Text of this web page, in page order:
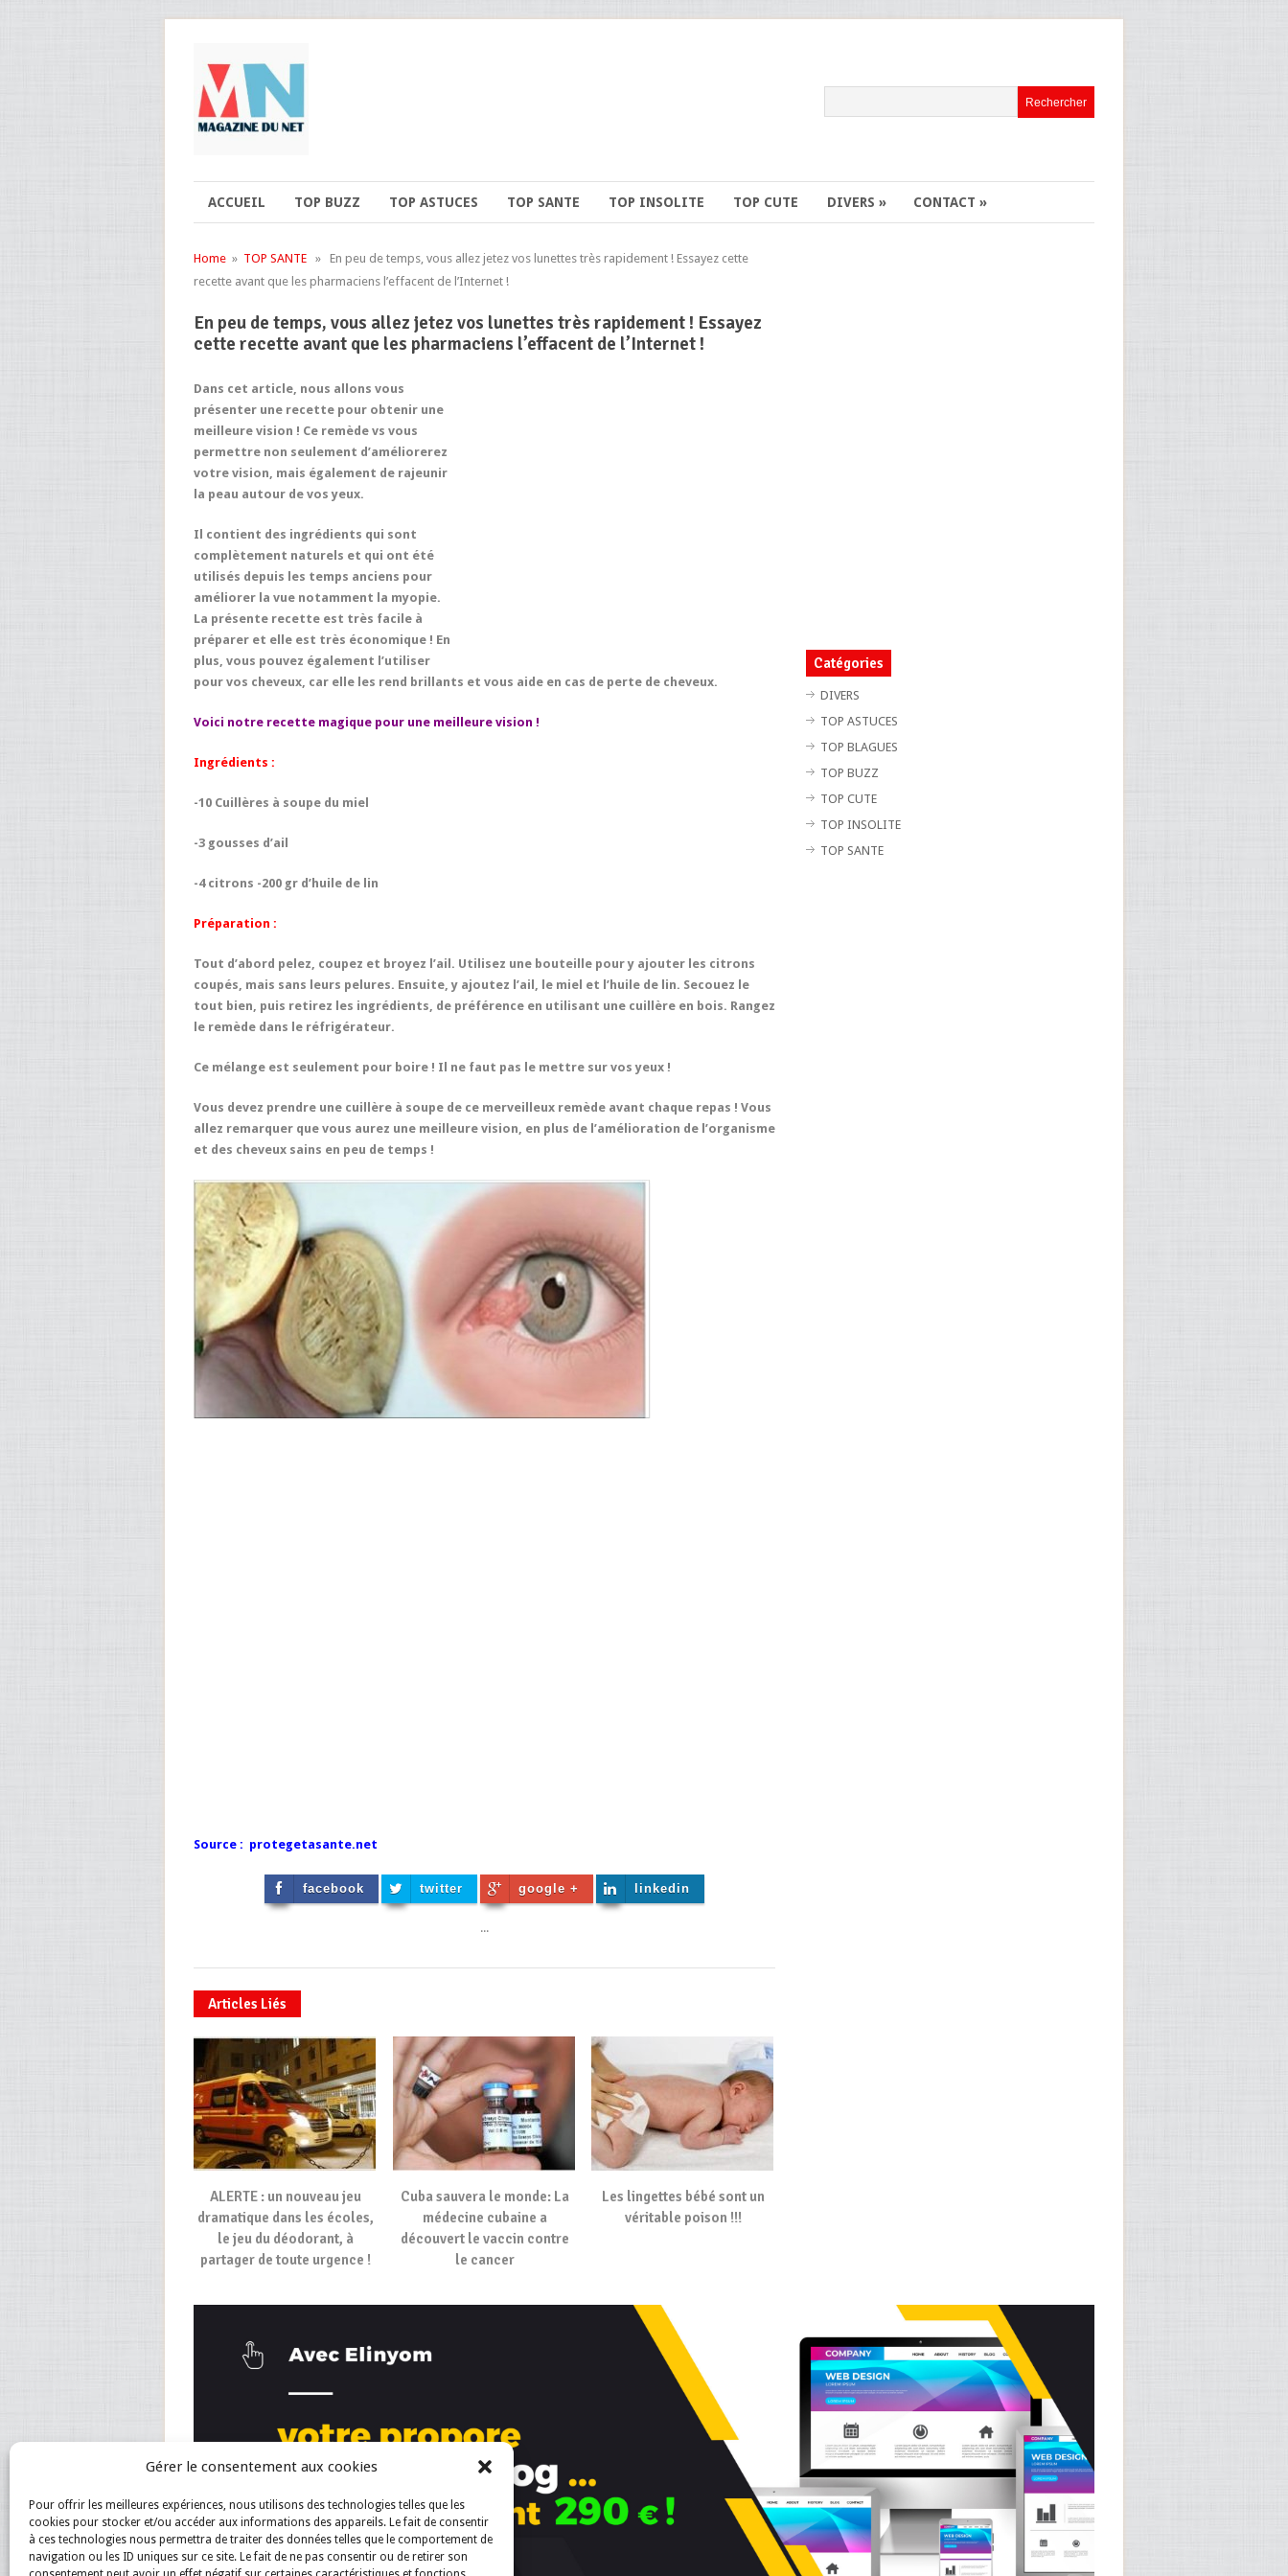
Gérer le consentement aux cookies
Pour offrir les meilleures expériences, nous utilisons des technologies telles que les
cookies pour stocker et/ou accéder aux informations des appareils. Le fait de consentir
à ces technologies nous permettra de traiter des données telles que le comportement de
navigation ou les ID uniques sur ce site. Le fait de ne pas consentir ou de retirer son
ACCUEIL TOP BUZZ TOP ASTUCES TOP SANTE TOP INSOLITE TOP CUTE DIVERS » CONTACT »
Home » TOP SANTE » En peu de temps, vous allez jetez vos lunettes très rapidement ! Essayez cette
recette avant que les pharmaciens l’effacent de l’Internet !
En peu de temps, vous allez jetez vos lunettes très rapidement ! Essayez
cette recette avant que les pharmaciens l’effacent de l’Internet !
Dans cet article, nous allons vous
présenter une recette pour obtenir une
meilleure vision ! Ce remède vs vous
permettre non seulement d’améliorerez
votre vision, mais également de rajeunir
la peau autour de vos yeux.
Il contient des ingrédients qui sont
complètement naturels et qui ont été
utilisés depuis les temps anciens pour
améliorer la vue notamment la myopie.
La présente recette est très facile à
préparer et elle est très économique ! En
plus, vous pouvez également l’utiliser
pour vos cheveux, car elle les rend brillants et vous aide en cas de perte de cheveux.
Voici notre recette magique pour une meilleure vision !
Ingrédients :
-10 Cuillères à soupe du miel
-3 gousses d’ail
-4 citrons -200 gr d’huile de lin
Préparation :
Tout d’abord pelez, coupez et broyez l’ail. Utilisez une bouteille pour y ajouter les citrons
coupés, mais sans leurs pelures. Ensuite, y ajoutez l’ail, le miel et l’huile de lin. Secouez le
tout bien, puis retirez les ingrédients, de préférence en utilisant une cuillère en bois. Rangez
le remède dans le réfrigérateur.
Ce mélange est seulement pour boire ! Il ne faut pas le mettre sur vos yeux !
Vous devez prendre une cuillère à soupe de ce merveilleux remède avant chaque repas ! Vous
allez remarquer que vous aurez une meilleure vision, en plus de l’amélioration de l’organisme
et des cheveux sains en peu de temps !
Source : protegetasante.net
facebook twitter google + linkedin
...
Articles Liés
ALERTE : un nouveau jeu
dramatique dans les écoles,
le jeu du déodorant, à
partager de toute urgence !
Cuba sauvera le monde: La
médecine cubaine a
découvert le vaccin contre
le cancer
Les lingettes bébé sont un
véritable poison !!!
Catégories
DIVERS
TOP ASTUCES
TOP BLAGUES
TOP BUZZ
TOP CUTE
TOP INSOLITE
TOP SANTE